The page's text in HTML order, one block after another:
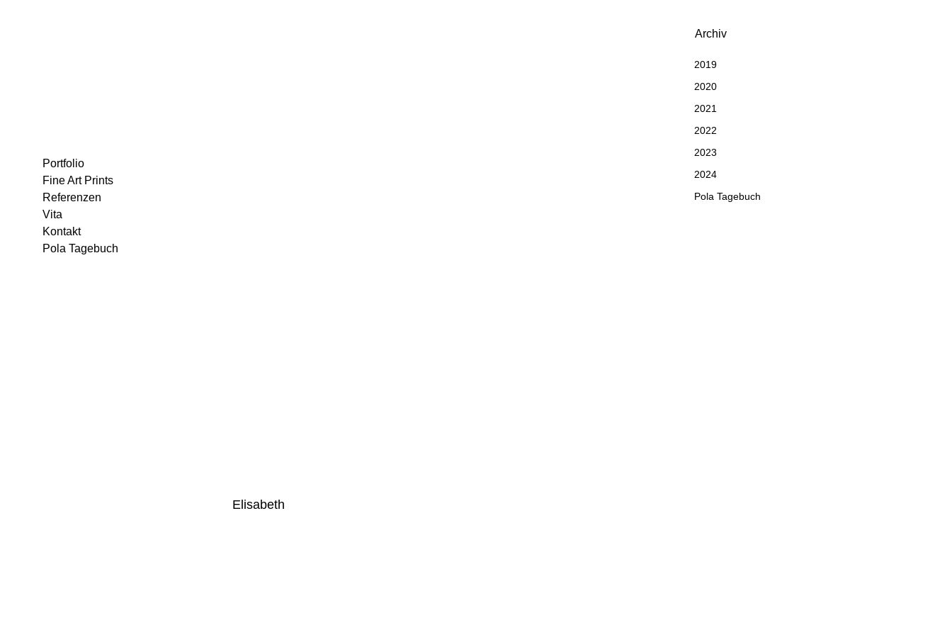
Portfolio
Fine Art Prints
Referenzen
Vita
Kontakt
Pola Tagebuch
Elisabeth
Archiv
2019
2020
2021
2022
2023
2024
Pola Tagebuch